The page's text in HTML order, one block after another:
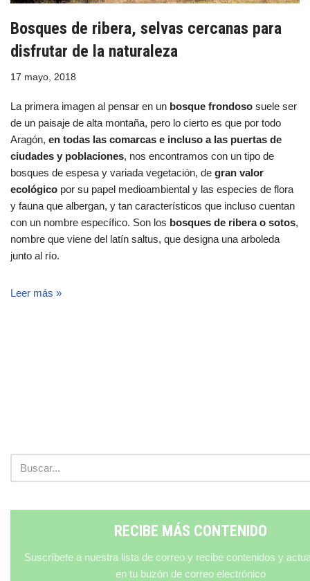
Bosques de ribera, selvas cercanas para
disfrutar de la naturaleza
17 mayo, 2018
La primera imagen al pensar en un bosque frondoso suele ser
de un paisaje de alta montaña, pero lo cierto es que por todo
Aragón, en todas las comarcas e incluso a las puertas de
ciudades y poblaciones, nos encontramos con un tipo de
bosques de espesa y variada vegetación, de gran valor
ecológico por su papel medioambiental y las especies de flora
y fauna que albergan, y tan característicos que incluso cuentan
con un nombre específico. Son los bosques de ribera o sotos,
nombre que viene del latín saltus, que designa una arboleda
junto al río.
Leer más »
RECIBE MÁS CONTENIDO
Suscríbete a nuestra lista de correo y recibe contenidos y
en tu buzón de correo electrónico